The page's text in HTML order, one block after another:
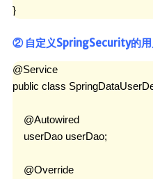
}
② 自定义SpringSecurity的用
@Service
public class
    @Autowired
    userDao userDao;
    @Override